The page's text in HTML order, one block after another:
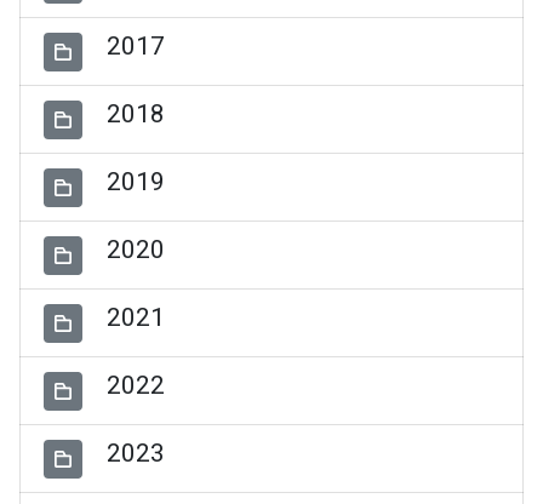
2017
2018
2019
2020
2021
2022
2023